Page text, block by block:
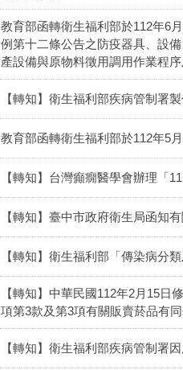
教育部函轉衛生福利部於112年6
例第十二條公告之防疫器具、設
產設備與原物料徵用調用作業程序
【轉知】衛生福利部疾病管制署
教育部函轉衛生福利部於112年5
【轉知】台灣癲癇醫學會辦理「
【轉知】臺中市政府衛生局函知
【轉知】衛生福利部「傳染病分
【轉知】中華民國112年2月15日
項第3款及第3項有關販賣菸品有
【轉知】衛生福利部疾病管制署